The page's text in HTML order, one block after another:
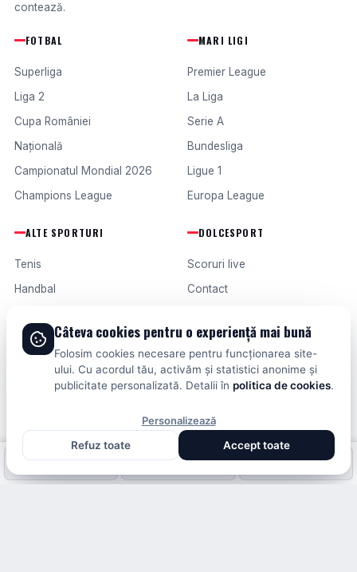
contează.
FOTBAL
Superliga
Liga 2
Cupa României
Națională
Campionatul Mondial 2026
Champions League
MARI LIGI
Premier League
La Liga
Serie A
Bundesliga
Ligue 1
Europa League
ALTE SPORTURI
Tenis
Handbal
Formula 1
Fotbal intern
Fotbal extern
DOLCESPORT
Scoruri live
Contact
Termeni și condiții
© 2026 DOLCESPORT. TOATE DREPTURILE REZERVATE.
SCORURI, CLASAMENTE ȘI ANALIZE DIN TOATE COMPETIȚIILE
Fotbal intern Fotbal extern Scoruri live
Câteva cookies pentru o experiență mai bună
Folosim cookies necesare pentru funcționarea site-
ului. Cu acordul tău, activăm și statistici anonime și
publicitate personalizată. Detalii în politica de cookies.
Personalizează
Refuz toate
Accept toate